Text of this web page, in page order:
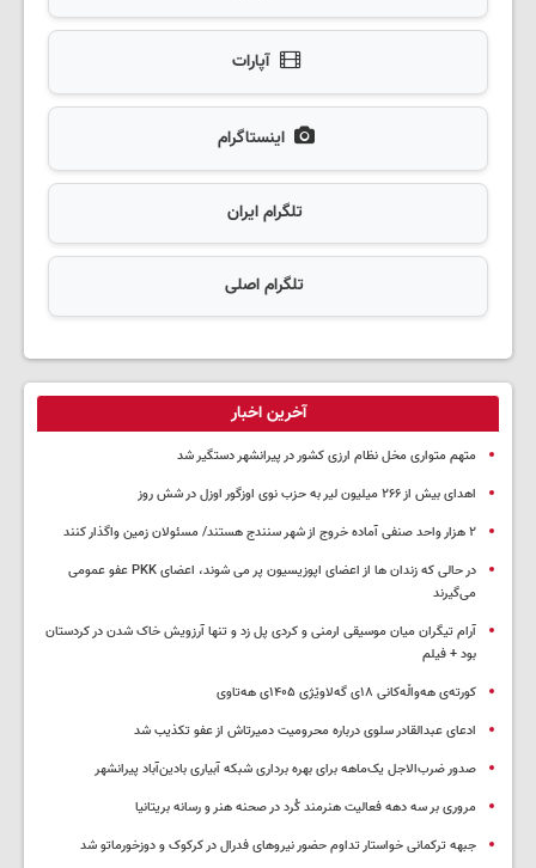
آپارات
اینستاگرام
تلگرام ایران
تلگرام اصلی
آخرین اخبار
متهم متواری مخل نظام ارزی کشور در پیرانشهر دستگیر شد
اهدای بیش از ۲۶۶ میلیون لیر به حزب نوی اوزگور اوزل در شش روز
۲ هزار واحد صنفی آماده خروج از شهر سنندج هستند/ مسئولان زمین واگذار کنند
در حالی که زندان ها از اعضای اپوزیسیون پر می شوند، اعضای PKK عفو عمومی
می‌گیرند
آرام تیگران میان موسیقی ارمنی و کردی پل زد و تنها آرزویش خاک شدن در کردستان
بود + فیلم
کورتەی هەواڵەکانی ۱۸ی گەلاوێژی ۱۴۰۵ی هەتاوی
ادعای عبدالقادر سلوی درباره محرومیت دمیرتاش از عفو تکذیب شد
صدور ضرب‌الاجل یک‌ماهه برای بهره برداری شبکه آبیاری بادین‌آباد پیرانشهر
مروری بر سه دهه فعالیت هنرمند کُرد در صحنه هنر و رسانه بریتانیا
جبهه ترکمانی خواستار تداوم حضور نیروهای فدرال در کرکوک و دوزخورماتو شد